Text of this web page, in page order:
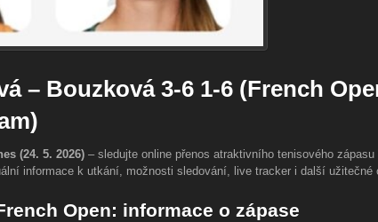
– Bouzková 3-6 1-6 (French
(24. 5. 2026) – sledujte online přenos atraktivního tenisového zápasu
informace k utkání, možnosti sledování, live tracker i další užitečné
Open: informace o zápase